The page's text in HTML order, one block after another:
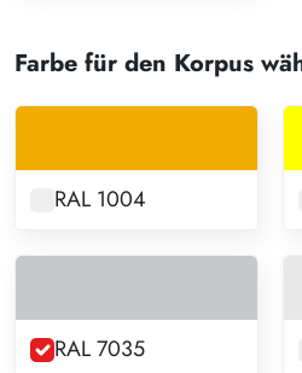
Farbe für den Korpus
RAL 1004
RAL 7035